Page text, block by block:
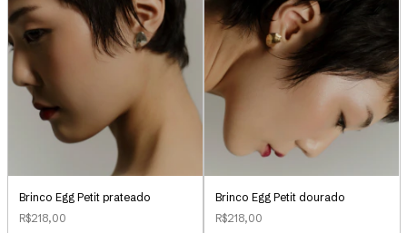
Brinco Egg Petit prateado
R$218,00
Brinco Egg Petit dourado
R$218,00